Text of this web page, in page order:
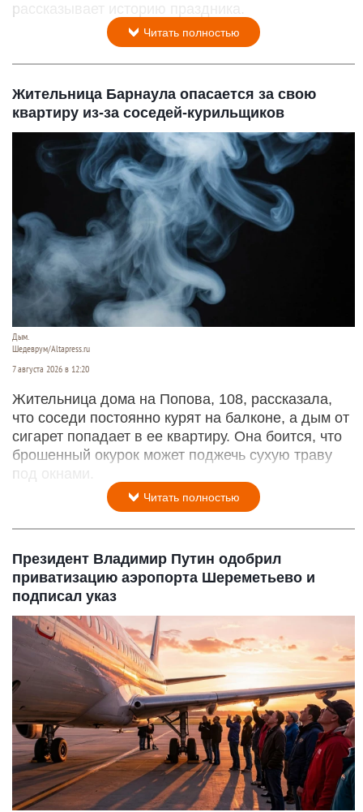
рассказывает историю праздника.
Читать полностью
Жительница Барнаула опасается за свою
квартиру из-за соседей-курильщиков
Дым.
Шедеврум/Altapress.ru
7 августа 2026 в 12:20
Жительница дома на Попова, 108, рассказала,
что соседи постоянно курят на балконе, а дым от
сигарет попадает в ее квартиру. Она боится, что
брошенный окурок может поджечь сухую траву
под окнами.
Читать полностью
Президент Владимир Путин одобрил
приватизацию аэропорта Шереметьево и
подписал указ